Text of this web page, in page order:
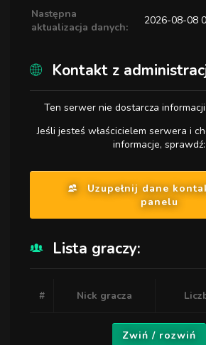
Następna
aktualizacja danych:
2026-08-08
Kontakt z
Ten serwer nie dostarcza
Jeśli jesteś właścicielem serwera i
informacje, sprawdź:
Uzupełnij dane
panelu
Lista graczy:
# Nick gracza
Zwiń / rozwiń